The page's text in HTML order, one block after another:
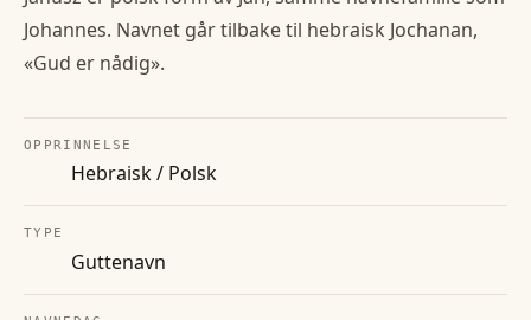
Johannes. Navnet går tilbake til hebraisk Jochanan,
«Gud er nådig».
OPPRINNELSE
Hebraisk / Polsk
TYPE
Guttenavn